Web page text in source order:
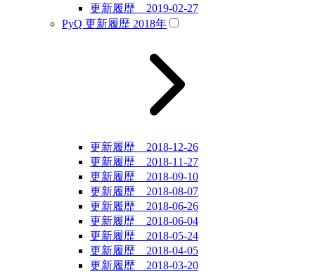
更新履歴 2019-02-27
PyQ 更新履歴 2018年
更新履歴 2018-12-26
更新履歴 2018-11-27
更新履歴 2018-09-10
更新履歴 2018-08-07
更新履歴 2018-06-26
更新履歴 2018-06-04
更新履歴 2018-05-24
更新履歴 2018-04-05
更新履歴 2018-03-20